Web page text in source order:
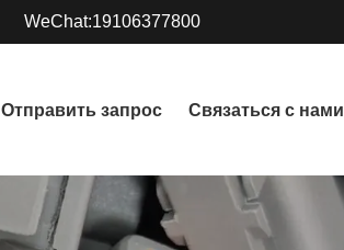
WeChat:19106377800
Отправить запрос Связаться с нами